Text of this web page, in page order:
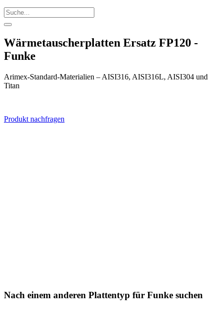
Wärmetauscherplatten Ersatz FP120 -
Funke
Arimex-Standard-Materialien – AISI316, AISI316L, AISI304 und
Titan
Produkt nachfragen
Nach einem anderen Plattentyp für Funke suchen